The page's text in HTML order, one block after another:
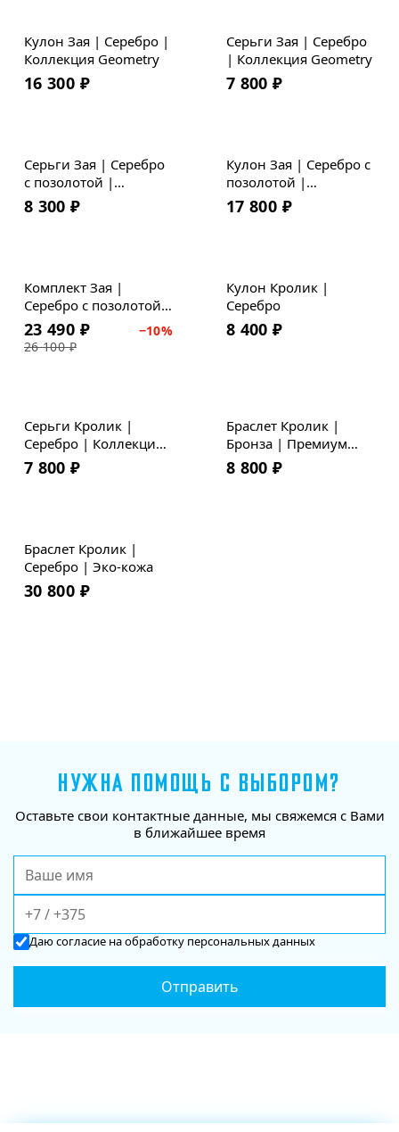
Кулон Зая | Серебро |
Коллекция Geometry
16 300 ₽
Серьги Зая | Серебро
| Коллекция Geometry
7 800 ₽
Серьги Зая | Серебро
с позолотой |
Коллекция Geometry
8 300 ₽
Кулон Зая | Серебро с
позолотой |
Коллекция Geometry
17 800 ₽
Комплект Зая |
Серебро с позолотой |
Коллекция Geometry
23 490 ₽
26 100 ₽
−10%
Кулон Кролик |
Серебро
8 400 ₽
Серьги Кролик |
Серебро | Коллекция
Geometry
7 800 ₽
Браслет Кролик |
Бронза | Премиум
кожа
8 800 ₽
Браслет Кролик |
Серебро | Эко-кожа
30 800 ₽
НУЖНА ПОМОЩЬ С ВЫБОРОМ?
Оставьте свои контактные данные, мы свяжемся с Вами
в ближайшее время
Даюсогласие на обработку персональных данных